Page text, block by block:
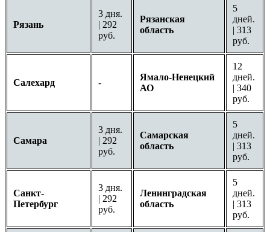
Рязань
3 дня.
| 292
руб.
Рязанская
область
5
дней.
| 313
руб.
Салехард -
Ямало-Ненецкий
АО
12
дней.
| 340
руб.
Самара
3 дня.
| 292
руб.
Самарская
область
5
дней.
| 313
руб.
Санкт-
Петербург
3 дня.
| 292
руб.
Ленинградская
область
5
дней.
| 313
руб.